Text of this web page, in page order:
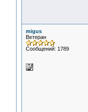
migus
Ветеран
Сообщений: 1789